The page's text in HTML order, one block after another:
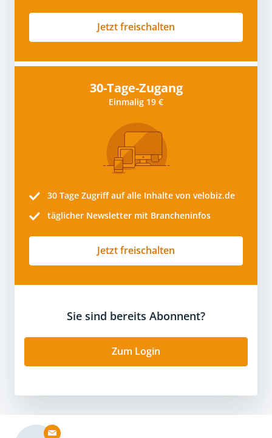
Jetzt freischalten
30-Tage-Zugang
Einmalig 19 €
30 Tage Zugriff auf alle Inhalte von velobiz.de
täglicher Newsletter mit Brancheninfos
Jetzt freischalten
Sie sind bereits Abonnent?
Zum Login